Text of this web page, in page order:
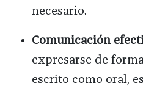
necesario.
Comunicación
expresarse de
escrito como oral,